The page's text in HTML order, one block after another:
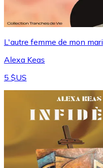
L'autre femme de mon mari
Alexa Keas
5 $US